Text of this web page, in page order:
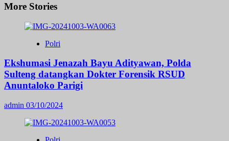
More Stories
Polri
Ekshumasi Jenazah Bayu Adityawan, Polda
Sulteng datangkan Dokter Forensik RSUD
Anuntaloko Parigi
admin 03/10/2024